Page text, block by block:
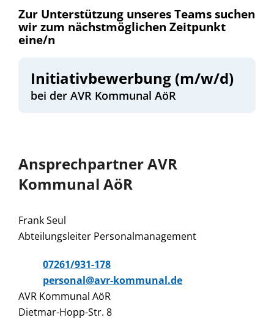
Zur Unterstützung unseres Teams suchen
wir zum nächstmöglichen Zeitpunkt
eine/n
Initiativbewerbung (m/w/d)
bei der AVR Kommunal AöR
Ansprechpartner AVR
Kommunal AöR
Frank Seul
Abteilungsleiter Personalmanagement
07261/931-178
personal@avr-kommunal.de
AVR Kommunal AöR
Dietmar-Hopp-Str. 8